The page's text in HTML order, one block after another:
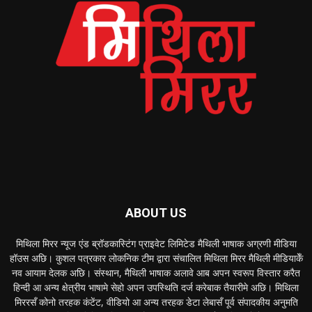
ABOUT US
मिथिला मिरर न्यूज एंड ब्रॉडकास्टिंग प्राइवेट लिमिटेड मैथिली भाषाक अग्रणी मीडिया
हॉउस अछि। कुशल पत्रकार लोकनिक टीम द्वारा संचालित मिथिला मिरर मैथिली मीडियाकेँ
नव आयाम देलक अछि। संस्थान, मैथिली भाषाक अलावे आब अपन स्वरूप विस्तार करैत
हिन्दी आ अन्य क्षेत्रीय भाषामे सेहो अपन उपस्थिति दर्ज करेबाक तैयारीमे अछि। मिथिला
मिररसँ कोनो तरहक कंटेंट, वीडियो आ अन्य तरहक डेटा लेबासँ पूर्व संपादकीय अनुमति